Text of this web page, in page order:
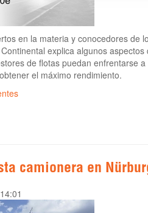
en la materia y conocedores de
explica algunos
de flotas puedan enfrentarse
el máximo rendimiento.
camionera en